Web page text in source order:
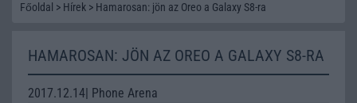
Főoldal > Hírek > Hamarosan: jön az Oreo a Galaxy S8-ra
HAMAROSAN: JÖN AZ OREO A GALAXY S8-RA
2017.12.14| Phone Arena